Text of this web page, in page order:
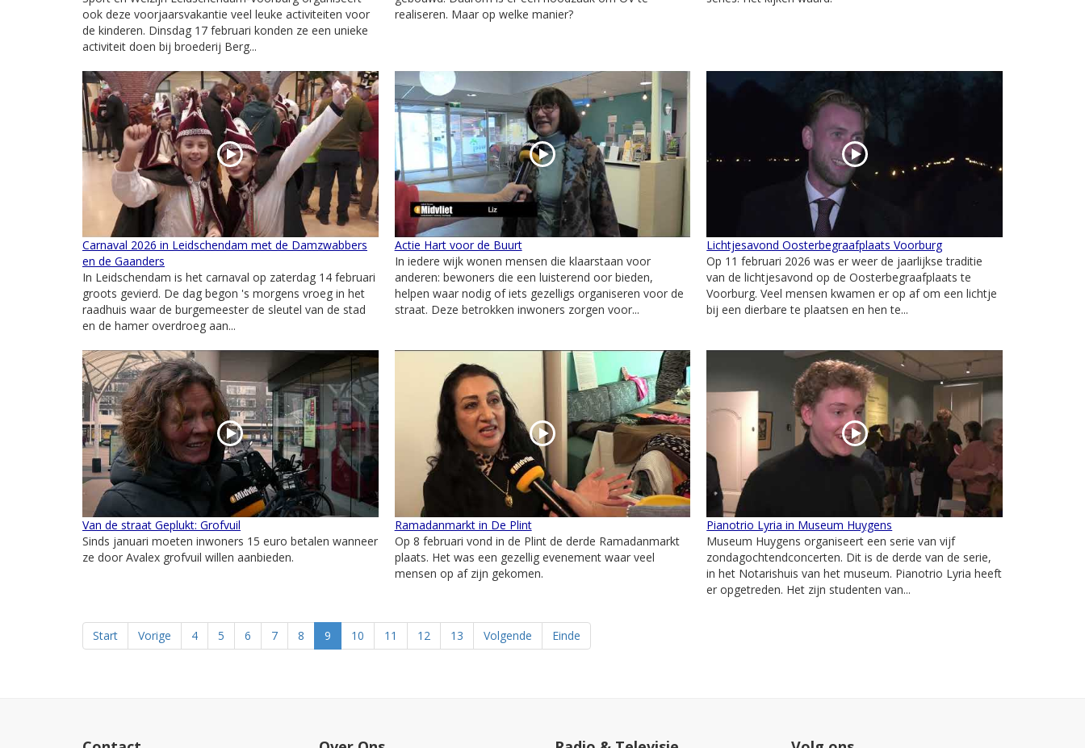
ook deze voorjaarsvakantie veel leuke activiteiten voor
de kinderen. Dinsdag 17 februari konden ze een unieke
activiteit doen bij broederij Berg...
realiseren. Maar op welke manier?
Carnaval 2026 in Leidschendam met de Damzwabbers
en de Gaanders
In Leidschendam is het carnaval op zaterdag 14 februari
groots gevierd. De dag begon 's morgens vroeg in het
raadhuis waar de burgemeester de sleutel van de stad
en de hamer overdroeg aan...
Actie Hart voor de Buurt
In iedere wijk wonen mensen die klaarstaan voor
anderen: bewoners die een luisterend oor bieden,
helpen waar nodig of iets gezelligs organiseren voor de
straat. Deze betrokken inwoners zorgen voor...
Lichtjesavond Oosterbegraafplaats Voorburg
Op 11 februari 2026 was er weer de jaarlijkse traditie
van de lichtjesavond op de Oosterbegraafplaats te
Voorburg. Veel mensen kwamen er op af om een lichtje
bij een dierbare te plaatsen en hen te...
Van de straat Geplukt: Grofvuil
Sinds januari moeten inwoners 15 euro betalen wanneer
ze door Avalex grofvuil willen aanbieden.
Ramadanmarkt in De Plint
Op 8 februari vond in de Plint de derde Ramadanmarkt
plaats. Het was een gezellig evenement waar veel
mensen op af zijn gekomen.
Pianotrio Lyria in Museum Huygens
Museum Huygens organiseert een serie van vijf
zondagochtendconcerten. Dit is de derde van de serie,
in het Notarishuis van het museum. Pianotrio Lyria heeft
er opgetreden. Het zijn studenten van...
Start Vorige 4 5 6 7 8 9 10 11 12 13 Volgende Einde